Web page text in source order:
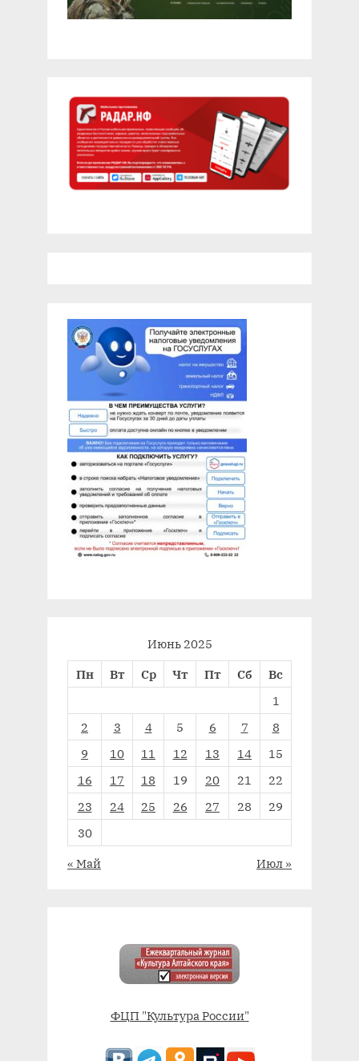
Июнь 2025
Пн
Вт Ср Чт Пт Сб
Вс
1
2
3 4 5 6 7
8
9
10 11 12 13 14
15
16
17 18 19 20 21
22
23
24 25 26 27 28
29
30
« Май
Июл »
ФЦП "Культура России"